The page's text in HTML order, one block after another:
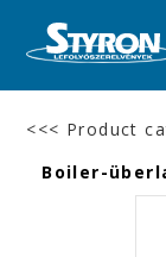
<<< Product
Boiler-